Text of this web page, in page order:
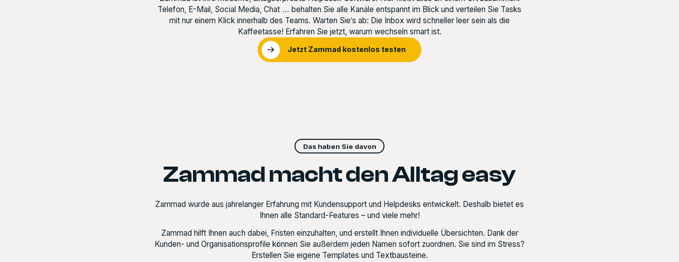
Telefon, E-Mail, Social Media, Chat … behalten Sie alle Kanäle entspannt im Blick und verteilen Sie Tasks
mit nur einem Klick innerhalb des Teams. Warten Sie’s ab: Die Inbox wird schneller leer sein als die
Kaffeetasse! Erfahren Sie jetzt, warum wechseln smart ist.
Jetzt Zammad kostenlos testen
Das haben Sie davon
Zammad macht den Alltag easy
Zammad wurde aus jahrelanger Erfahrung mit Kundensupport und Helpdesks entwickelt. Deshalb bietet es
Ihnen alle Standard-Features – und viele mehr!
Zammad hilft Ihnen auch dabei, Fristen einzuhalten, und erstellt Ihnen individuelle Übersichten. Dank der
Kunden- und Organisationsprofile können Sie außerdem jeden Namen sofort zuordnen. Sie sind im Stress?
Erstellen Sie eigene Templates und Textbausteine.